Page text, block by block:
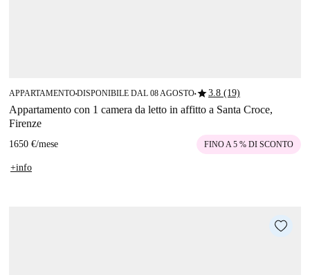
APPARTAMENTO■DISPONIBILE DAL 08 AGOSTO■star3.8 (19)
Appartamento con 1 camera da letto in affitto a Santa Croce,
Firenze
1650 €/mese FINO A 5 % DI SCONTO
+info